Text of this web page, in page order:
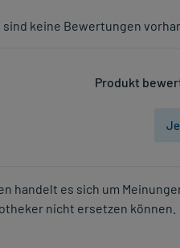
keine Bewertungen
Produkt
handelt es sich um
nicht ersetzen können.